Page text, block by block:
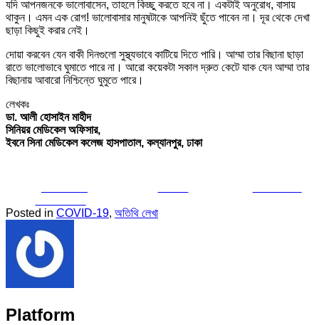
যদি আপনজনকে ভালোবাসেন, তাহলে কিচ্ছু করতে হবে না। একটাই অনুরোধ, বাসায়
থাকুন। এমন এক রোগ! ভালোবাসার মানুষটাকে আপনিই ছুঁতে পাবেন না। দূর থেকে দেখা
ছাড়া কিছুই করার নেই।
দোয়া করবেন যেন বাকী দিনগুলো সুস্থ্যভাবে কাটিয়ে দিতে পারি। আম্মা তার বিছানা ছাড়া
রাতে ভালোভাবে ঘুমাতে পারে না। আরো কয়েকটা সকাল দ্রুত কেটে যাক যেন আম্মা তার
বিছানায় আবারো নিশ্চিন্তে ঘুমুতে পারে।
লেখকঃ
ডা. আলী হোসাইন মাহীদ
সিনিয়র মেডিকেল অফিসার,
ইবনে সিনা মেডিকেল কলেজ হাসপাতাল, কল্যানপুর, ঢাকা
Posted in COVID-19, অতিথি লেখা
Platform